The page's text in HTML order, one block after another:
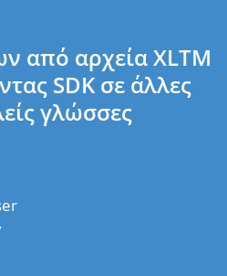
από αρχεία XLTM
SDK σε άλλες
γλώσσες